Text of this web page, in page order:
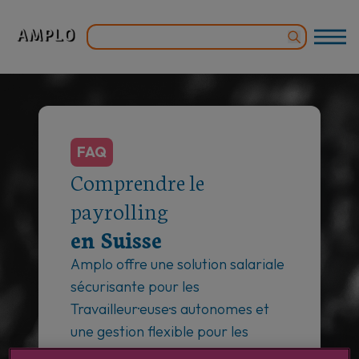
FAQ
Comprendre le
payrolling
en Suisse
Amplo offre une solution salariale
sécurisante pour les
Travailleur·euse·s autonomes et
une gestion flexible pour les
entreprises. Découvrez comment